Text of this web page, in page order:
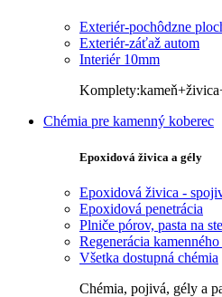
Exteriér-pochôdzne
Exteriér-záťaž autom
Interiér 10mm
Chémia pre kamenný koberec
Epoxidová živica a gély
Epoxidová živica -
Epoxidová penetrácia
Plniče pórov, pasta na
Regenerácia
Všetka dostupná chémia
Chémia, pojivá, gély a